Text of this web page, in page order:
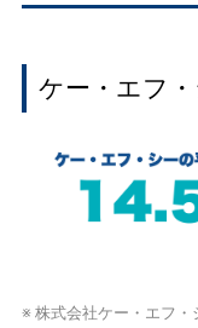
ケー・エフ
※ 株式会社ケー・エフ・